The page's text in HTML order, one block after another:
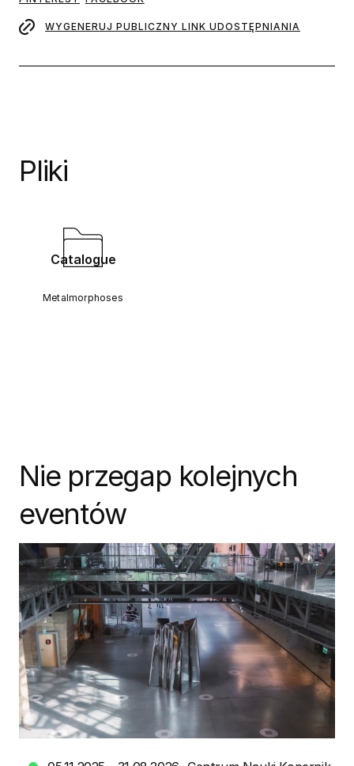
WYGENERUJ PUBLICZNY LINK UDOSTĘPNIANIA
Pliki
Catalogue
Metalmorphoses
Nie przegap kolejnych
eventów